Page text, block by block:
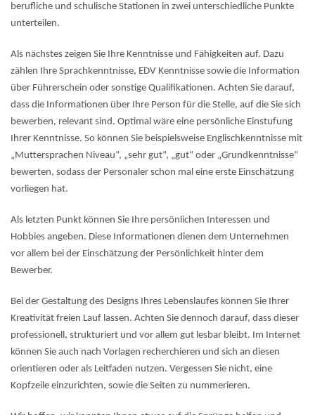
berufliche und schulische Stationen in zwei unterschiedliche Punkte
unterteilen.
Als nächstes zeigen Sie Ihre Kenntnisse und Fähigkeiten auf. Dazu
zählen Ihre Sprachkenntnisse, EDV Kenntnisse sowie die Information
über Führerschein oder sonstige Qualifikationen. Achten Sie darauf,
dass die Informationen über Ihre Person für die Stelle, auf die Sie sich
bewerben, relevant sind. Optimal wäre eine persönliche Einstufung
Ihrer Kenntnisse. So können Sie beispielsweise Englischkenntnisse mit
„Muttersprachen Niveau“, „sehr gut“, „gut“ oder „Grundkenntnisse“
bewerten, sodass der Personaler schon mal eine erste Einschätzung
vorliegen hat.
Als letzten Punkt können Sie Ihre persönlichen Interessen und
Hobbies angeben. Diese Informationen dienen dem Unternehmen
vor allem bei der Einschätzung der Persönlichkeit hinter dem
Bewerber.
Bei der Gestaltung des Designs Ihres Lebenslaufes können Sie Ihrer
Kreativität freien Lauf lassen. Achten Sie dennoch darauf, dass dieser
professionell, strukturiert und vor allem gut lesbar bleibt. Im Internet
können Sie auch nach Vorlagen recherchieren und sich an diesen
orientieren oder als Leitfaden nutzen. Vergessen Sie nicht, eine
Kopfzeile einzurichten, sowie die Seiten zu nummerieren.